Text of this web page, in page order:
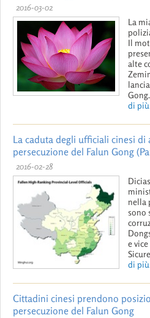
2016-03-02
La
Il
alte
Gong.
di più
La caduta degli ufficiali cinesi
persecuzione del Falun Gong
2016-02-28
nella
sono
e
di più
Cittadini cinesi prendono
persecuzione del Falun Gong